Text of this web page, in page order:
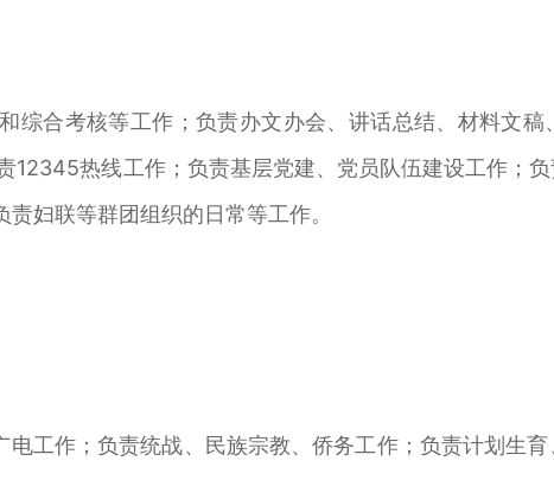
合考核等工作；负责办文办会、讲话总结、材料文稿
热线工作；负责基层党建、党员队伍建设工作；
妇联等群团组织的日常等工作。
作；负责统战、民族宗教、侨务工作；负责计划生育